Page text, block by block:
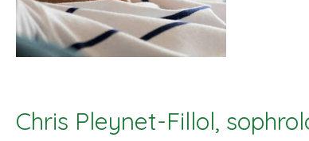
Chris Pleynet-Fillol,